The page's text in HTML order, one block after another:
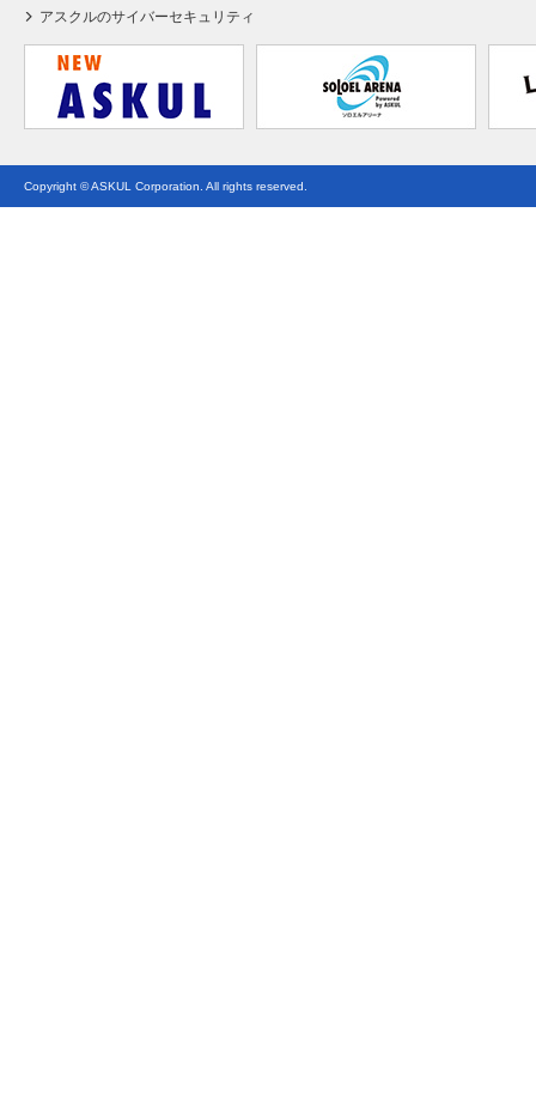
アスクルのサイバーセキュリティ
Copyright © ASKUL Corporation. All rights reserved.